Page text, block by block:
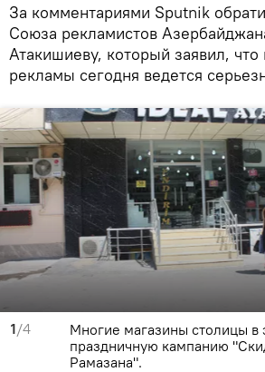
За комментариями Sputnik
Союза рекламистов
Атакишиеву, который заявил,
рекламы сегодня ведется
1/4
Многие магазины столицы в
праздничную кампанию
Рамазана".